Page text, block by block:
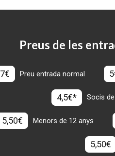
Preus de les
7€ Preu entrada normal
4,5€* Socis
5,50€ Menors de 12 anys
5,50€